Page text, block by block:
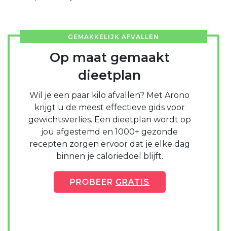
GEMAKKELIJK AFVALLEN
Op maat gemaakt
dieetplan
Wil je een paar kilo afvallen? Met Arono
krijgt u de meest effectieve gids voor
gewichtsverlies. Een dieetplan wordt op
jou afgestemd en 1000+ gezonde
recepten zorgen ervoor dat je elke dag
binnen je caloriedoel blijft.
PROBEER GRATIS